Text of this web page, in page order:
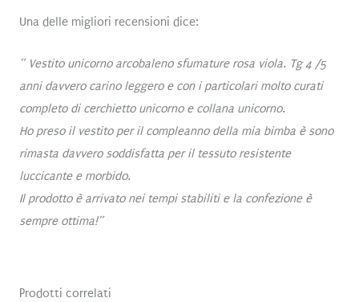
Una delle migliori recensioni dice:
” Vestito unicorno arcobaleno sfumature rosa viola. Tg 4 /5
anni davvero carino leggero e con i particolari molto curati
completo di cerchietto unicorno e collana unicorno.
Ho preso il vestito per il compleanno della mia bimba è sono
rimasta davvero soddisfatta per il tessuto resistente
luccicante e morbido.
Il prodotto è arrivato nei tempi stabiliti e la confezione è
sempre ottima!”
Prodotti correlati